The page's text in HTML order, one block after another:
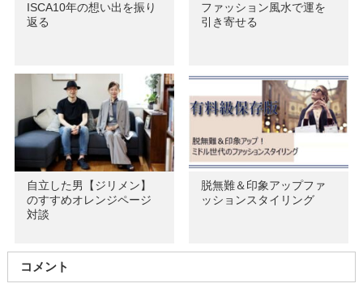
ISCA10年の想い出を振り
返る
ファッション風水で運を
引き寄せる
自立した男【ジリメン】
のすすめオレンジページ
対談
脱無難＆印象アップファ
ッションスタイリング
コメント